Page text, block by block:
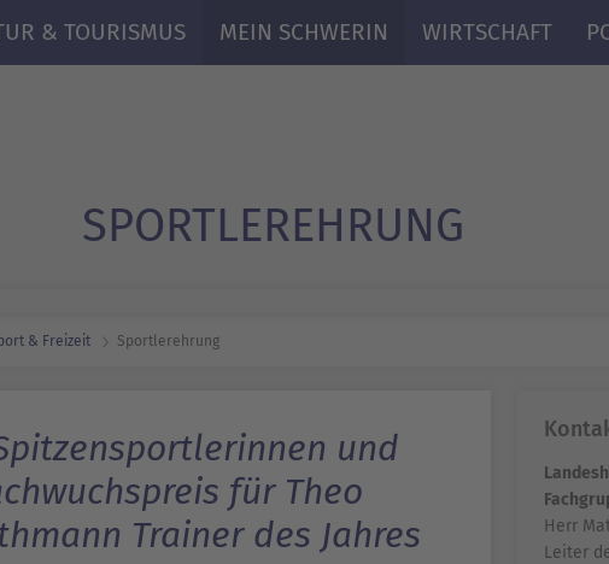
& TOURISMUS MEIN SCHWERIN WIRTSCHAFT
SPORTLER­EHRUNG
& Freizeit Sportler­ehrung
und
für Theo
Trainer des Jahres
Herr
Leiter